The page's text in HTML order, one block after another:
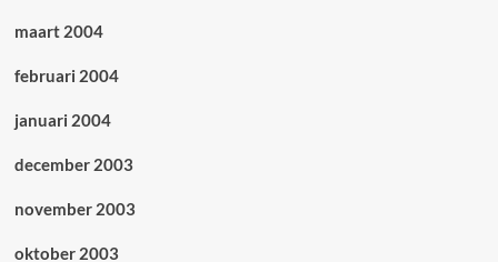
maart 2004
februari 2004
januari 2004
december 2003
november 2003
oktober 2003